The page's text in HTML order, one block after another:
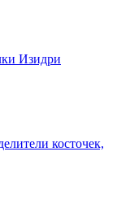
Изидри
косточек,